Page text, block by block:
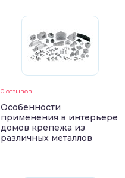
0 отзывов
Особенности
применения в интерьере
домов крепежа из
различных металлов